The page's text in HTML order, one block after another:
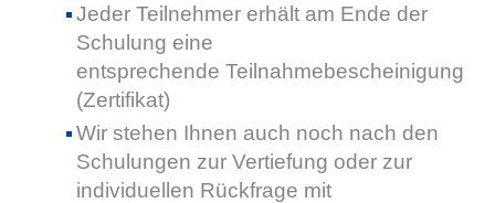
Jeder Teilnehmer erhält am Ende der
Schulung eine
entsprechende Teilnahmebescheinigung
(Zertifikat)
Wir stehen Ihnen auch noch nach den
Schulungen zur Vertiefung oder zur
individuellen Rückfrage mit